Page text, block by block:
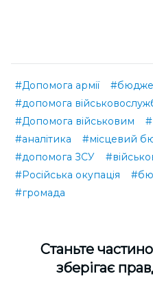
#Допомога армії
#допомога
#Допомога військовим
#аналітика
#місцевий
#допомога ЗСУ
#Російська окупація
#громада
Cтаньте
зберігає